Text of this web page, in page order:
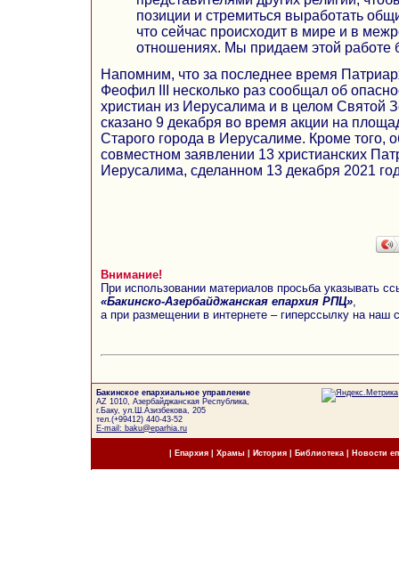
позиции и стремиться выработать
что сейчас происходит в мире и в
отношениях. Мы придаем этой работе
Напомним, что за последнее время
Феофил III несколько раз сообщал об
христиан из Иерусалима и в целом Святой
сказано 9 декабря во время акции на
Старого города в Иерусалиме. Кроме того,
совместном заявлении 13 христианских
Иерусалима, сделанном 13 декабря 2021
Внимание!
При использовании материалов просьба указывать
«Бакинско-Азербайджанская епархия РПЦ»
а при размещении в интернете – гиперссылку на наш
Бакинское епархиальное управление
AZ 1010, Азербайджанская Республика,
г.Баку, ул.Ш.Азизбекова, 205
тел.(+99412) 440-43-52
E-mail: baku@eparhia.ru
Епархия| Храмы История| Библиотека Новости